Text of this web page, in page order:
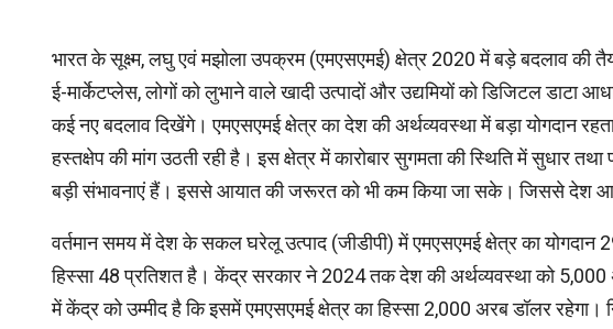
भारत के सूक्ष्म, लघु एवं मझोला उपक्रम (एमएसएमई) क्षेत्र 2020 में बड़े बदलाव की
ई-मार्केटप्लेस, लोगों को लुभाने वाले खादी उत्पादों और उद्यमियों को डिजिटल डाटा
कई नए बदलाव दिखेंगे। एमएसएमई क्षेत्र का देश की अर्थव्यवस्था में बड़ा योगदान
हस्तक्षेप की मांग उठती रही है। इस क्षेत्र में कारोबार सुगमता की स्थिति में सुधार
बड़ी संभावनाएं हैं। इससे आयात की जरूरत को भी कम किया जा सके। जिससे देश
वर्तमान समय में देश के सकल घरेलू उत्पाद (जीडीपी) में एमएसएमई क्षेत्र का योगदान
हिस्सा 48 प्रतिशत है। केंद्र सरकार ने 2024 तक देश की अर्थव्यवस्था को 5,000
में केंद्र को उम्मीद है कि इसमें एमएसएमई क्षेत्र का हिस्सा 2,000 अरब डॉलर